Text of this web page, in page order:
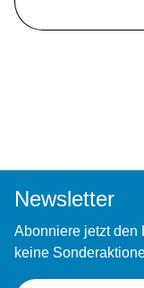
Newsletter
Abonniere jetzt den
keine